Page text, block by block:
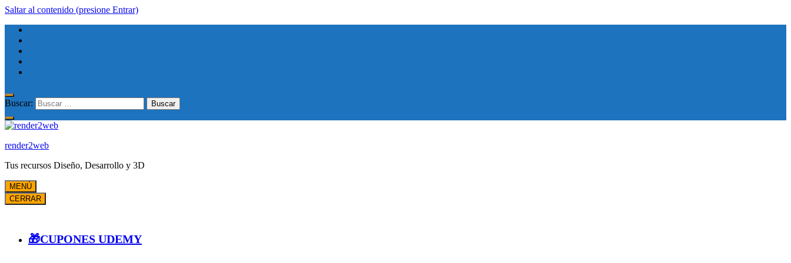
Saltar al contenido (presione Entrar)
Buscar:
render2web
Tus recursos Diseño, Desarrollo y 3D
MENÚ
CERRAR
🎁CUPONES UDEMY